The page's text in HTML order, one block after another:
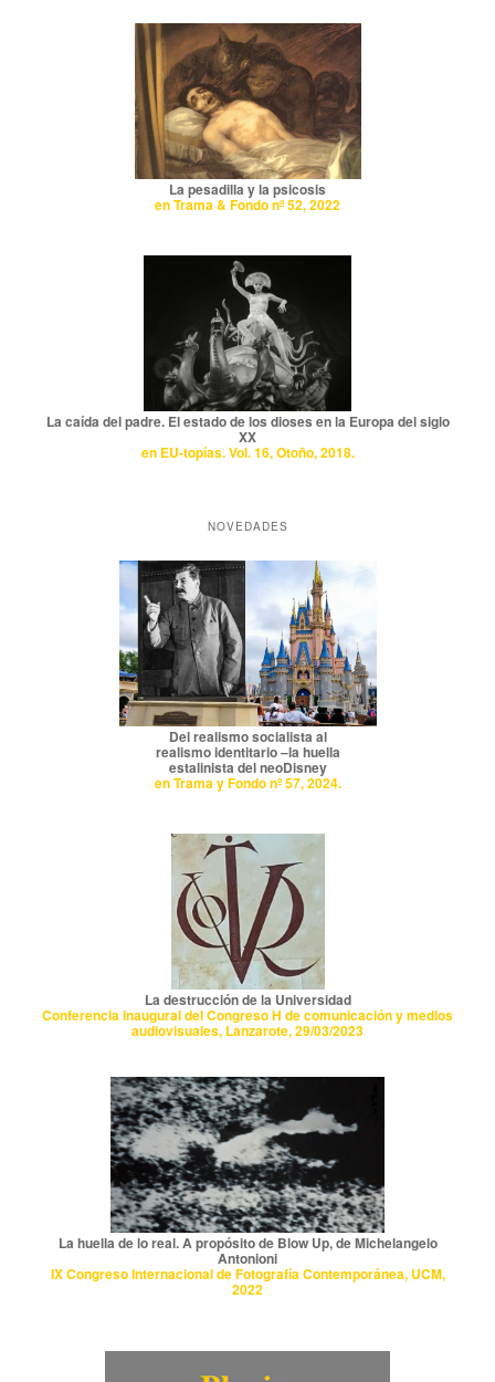
La pesadilla y la psicosis
en Trama & Fondo nº 52, 2022
La caída del padre. El estado de los dioses en la Europa del siglo
XX
en EU-topías. Vol. 16, Otoño, 2018.
NOVEDADES
Del realismo socialista al
realismo identitario –la huella
estalinista del neoDisney
en Trama y Fondo nº 57, 2024.
La destrucción de la Universidad
Conferencia inaugural del Congreso H de comunicación y medios
audiovisuales, Lanzarote, 29/03/2023
La huella de lo real. A propósito de Blow Up, de Michelangelo
Antonioni
IX Congreso Internacional de Fotografía Contemporánea, UCM,
2022